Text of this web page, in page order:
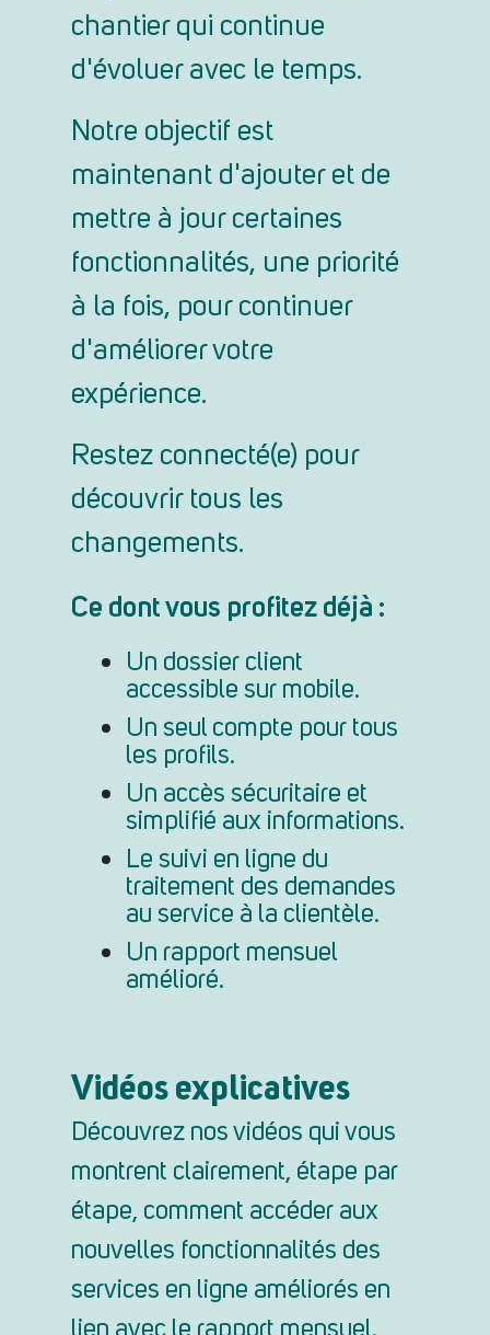
chantier qui continue
d'évoluer avec le temps.
Notre objectif est
maintenant d'ajouter et de
mettre à jour certaines
fonctionnalités, une priorité
à la fois, pour continuer
d'améliorer votre
expérience.
Restez connecté(e) pour
découvrir tous les
changements.
Ce dont vous profitez déjà :
Un dossier client
accessible sur mobile.
Un seul compte pour tous
les profils.
Un accès sécuritaire et
simplifié aux informations.
Le suivi en ligne du
traitement des demandes
au service à la clientèle.
Un rapport mensuel
amélioré.
Vidéos explicatives
Découvrez nos vidéos qui vous
montrent clairement, étape par
étape, comment accéder aux
nouvelles fonctionnalités des
services en ligne améliorés en